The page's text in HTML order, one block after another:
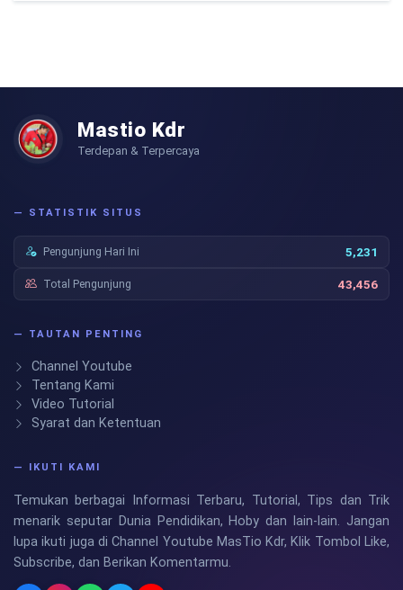
Mastio Kdr
Terdepan & Terpercaya
— STATISTIK SITUS
Pengunjung Hari Ini 5,231
Total Pengunjung 43,456
— TAUTAN PENTING
Channel Youtube
Tentang Kami
Video Tutorial
Syarat dan Ketentuan
— IKUTI KAMI
Temukan berbagai Informasi Terbaru, Tutorial, Tips dan Trik
menarik seputar Dunia Pendidikan, Hoby dan lain-lain. Jangan
lupa ikuti juga di Channel Youtube MasTio Kdr, Klik Tombol Like,
Subscribe, dan Berikan Komentarmu.